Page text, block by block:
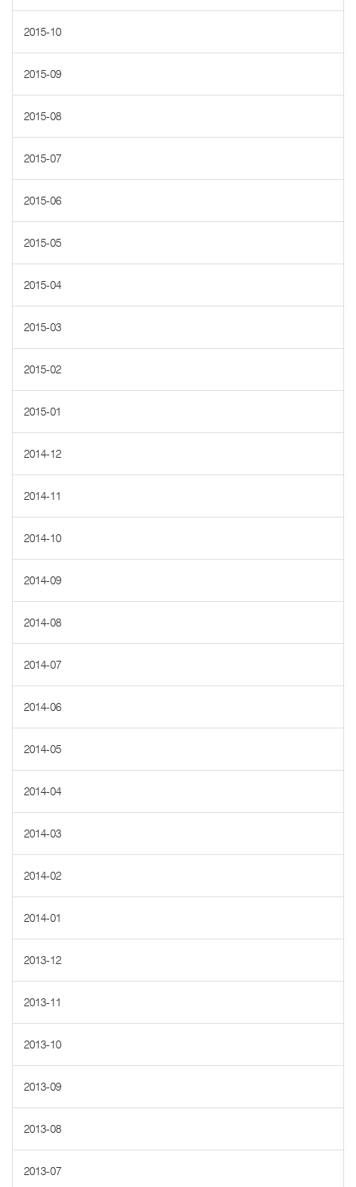
2015-10
2015-09
2015-08
2015-07
2015-06
2015-05
2015-04
2015-03
2015-02
2015-01
2014-12
2014-11
2014-10
2014-09
2014-08
2014-07
2014-06
2014-05
2014-04
2014-03
2014-02
2014-01
2013-12
2013-11
2013-10
2013-09
2013-08
2013-07